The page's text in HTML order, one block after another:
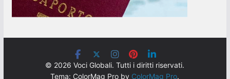
© 2026 Voci Globali. Tutti i diritti riservati.
Tema: ColorMag Pro by ColorMag Pro.